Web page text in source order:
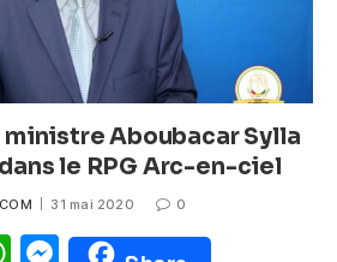
ministre Aboubacar Sylla
le RPG Arc-en-ciel
31 mai 2020 0